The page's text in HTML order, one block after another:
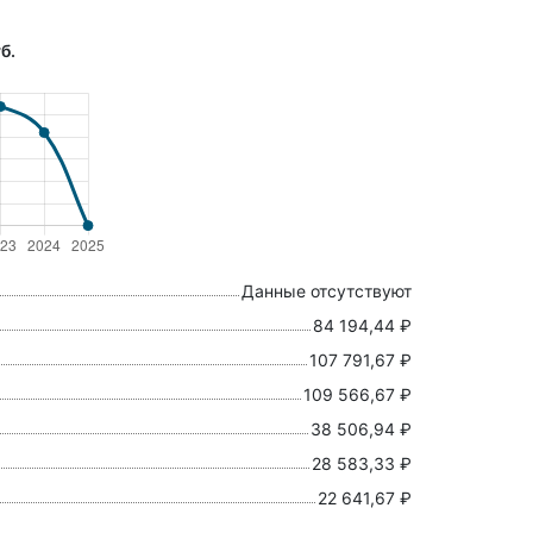
Данные отсутствуют
84 194,44 ₽
107 791,67 ₽
109 566,67 ₽
38 506,94 ₽
28 583,33 ₽
22 641,67 ₽